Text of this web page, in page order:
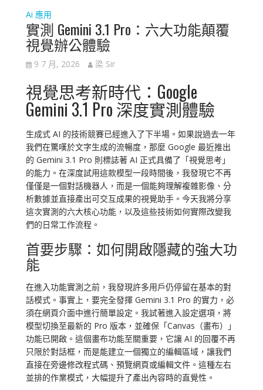
Ai 應用
實測 Gemini 3.1 Pro：六大功能顛覆
視覺辦公體驗
9 7 月, 2026 梁 Sir
視覺思考新時代：Google
Gemini 3.1 Pro 深度實測體驗
生成式 AI 的技術競賽已經進入了下半場。如果說過去一年
我們在驚嘆於文字生成的流暢度，那麼 Google 最近推出
的 Gemini 3.1 Pro 則標誌著 AI 正式具備了「視覺思考」
的能力。在深度試用這款模型一段時間後，我發現它不再
僅僅是一個對話機器人，而是一個能夠理解複雜影像、分
析數據並直接產出可交互成果的視覺助手。今天我將分享
這次實測的六大核心功能，以及這些技術如何實際改變我
們的日常工作流程。
首要步驟：如何開啟隱藏的強大功
能
在進入功能實測之前，我發現許多用戶仍停留在基本的對
話模式。事實上，要完全發揮 Gemini 3.1 Pro 的實力，必
須在網頁介面中進行簡單設定。我試著進入設定選項，將
模型切換至最新的 Pro 版本，並確保「Canvas（畫布）」
功能已開啟。這個畫布功能至關重要，它讓 AI 的回覆不再
只限於對話框，而是能建立一個獨立的編輯區域，讓我們
直接在旁邊修改程式碼、預覽網頁或編輯文件。這種左右
並排的作業模式，大幅提升了產出內容時的直覺性。